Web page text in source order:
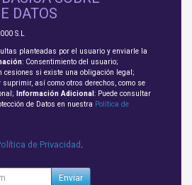
DATOS
S.L
planteadas por el usuario y enviarle la
: Consentimiento del usuario;
cesiones si existe una obligación legal;
suprimir, así como otros derechos, como se
Información Adicional : Puede consultar
de Datos en nuestra Política de
de Privacidad
Enviar